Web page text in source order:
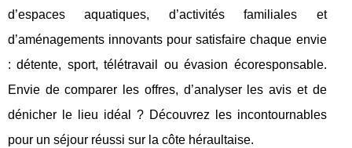
d’espaces aquatiques, d’activités familiales et
d’aménagements innovants pour satisfaire chaque envie
: détente, sport, télétravail ou évasion écoresponsable.
Envie de comparer les offres, d’analyser les avis et de
dénicher le lieu idéal ? Découvrez les incontournables
pour un séjour réussi sur la côte héraultaise.